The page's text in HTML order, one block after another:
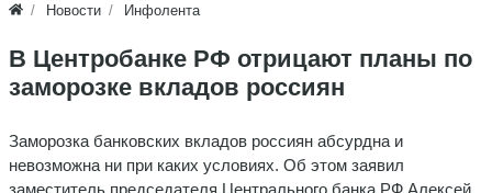
Новости Инфолента
В Центробанке РФ отрицают планы по
заморозке вкладов россиян
Заморозка банковских вкладов россиян абсурдна и
невозможна ни при каких условиях. Об этом заявил
заместитель председателя Центрального банка РФ Алексей